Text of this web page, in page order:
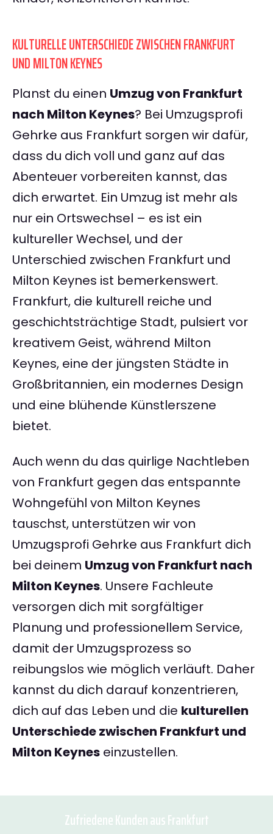
KULTURELLE UNTERSCHIEDE ZWISCHEN FRANKFURT
UND MILTON KEYNES
Planst du einen Umzug von Frankfurt
nach Milton Keynes? Bei Umzugsprofi
Gehrke aus Frankfurt sorgen wir dafür,
dass du dich voll und ganz auf das
Abenteuer vorbereiten kannst, das
dich erwartet. Ein Umzug ist mehr als
nur ein Ortswechsel – es ist ein
kultureller Wechsel, und der
Unterschied zwischen Frankfurt und
Milton Keynes ist bemerkenswert.
Frankfurt, die kulturell reiche und
geschichtsträchtige Stadt, pulsiert vor
kreativem Geist, während Milton
Keynes, eine der jüngsten Städte in
Großbritannien, ein modernes Design
und eine blühende Künstlerszene
bietet.
Auch wenn du das quirlige Nachtleben
von Frankfurt gegen das entspannte
Wohngefühl von Milton Keynes
tauschst, unterstützen wir von
Umzugsprofi Gehrke aus Frankfurt dich
bei deinem Umzug von Frankfurt nach
Milton Keynes. Unsere Fachleute
versorgen dich mit sorgfältiger
Planung und professionellem Service,
damit der Umzugsprozess so
reibungslos wie möglich verläuft. Daher
kannst du dich darauf konzentrieren,
dich auf das Leben und die kulturellen
Unterschiede zwischen Frankfurt und
Milton Keynes einzustellen.
Zufriedene Kunden aus Frankfurt